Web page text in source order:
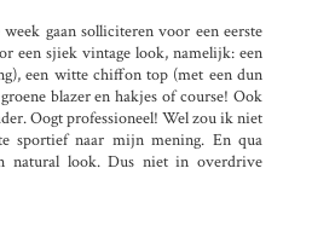
gaan solliciteren voor een eerste
een sjiek vintage look, namelijk: een
een witte chiffon top (met een dun
blazer en hakjes of course! Ook
Oogt professioneel! Wel zou ik niet
sportief naar mijn mening. En qua
natural look. Dus niet in overdrive